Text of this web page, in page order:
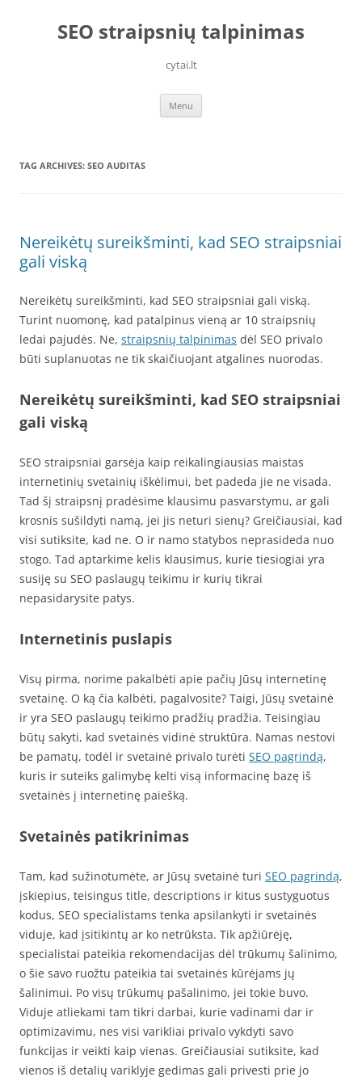
contentSEO straipsnių talpinimas
cytai.lt
Menu
TAG ARCHIVES: SEO AUDITAS
Nereikėtų sureikšminti, kad SEO straipsniai
gali viską
Nereikėtų sureikšminti, kad SEO straipsniai gali viską.
Turint nuomonę, kad patalpinus vieną ar 10 straipsnių
ledai pajudės. Ne, straipsnių talpinimas dėl SEO privalo
būti suplanuotas ne tik skaičiuojant atgalines nuorodas.
Nereikėtų sureikšminti, kad SEO straipsniai
gali viską
SEO straipsniai garsėja kaip reikalingiausias maistas
internetinių svetainių iškėlimui, bet padeda jie ne visada.
Tad šį straipsnį pradėsime klausimu pasvarstymu, ar gali
krosnis sušildyti namą, jei jis neturi sienų? Greičiausiai, kad
visi sutiksite, kad ne. O ir namo statybos neprasideda nuo
stogo. Tad aptarkime kelis klausimus, kurie tiesiogiai yra
susiję su SEO paslaugų teikimu ir kurių tikrai
nepasidarysite patys.
Internetinis puslapis
Visų pirma, norime pakalbėti apie pačių Jūsų internetinę
svetainę. O ką čia kalbėti, pagalvosite? Taigi, Jūsų svetainė
ir yra SEO paslaugų teikimo pradžių pradžia. Teisingiau
būtų sakyti, kad svetainės vidinė struktūra. Namas nestovi
be pamatų, todėl ir svetainė privalo turėti SEO pagrindą,
kuris ir suteiks galimybę kelti visą informacinę bazę iš
svetainės į internetinę paiešką.
Svetainės patikrinimas
Tam, kad sužinotumėte, ar Jūsų svetainė turi SEO pagrindą,
įskiepius, teisingus title, descriptions ir kitus sustyguotus
kodus, SEO specialistams tenka apsilankyti ir svetainės
viduje, kad įsitikintų ar ko netrūksta. Tik apžiūrėję,
specialistai pateikia rekomendacijas dėl trūkumų šalinimo,
o šie savo ruožtu pateikia tai svetainės kūrėjams jų
šalinimui. Po visų trūkumų pašalinimo, jei tokie buvo.
Viduje atliekami tam tikri darbai, kurie vadinami dar ir
optimizavimu, nes visi varikliai privalo vykdyti savo
funkcijas ir veikti kaip vienas. Greičiausiai sutiksite, kad
vienos iš detalių variklyje gedimas gali privesti prie jo